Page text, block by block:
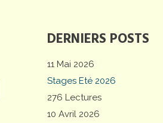
DERNIERS POSTS
11 Mai 2026
Stages Eté 2026
276 Lectures
10 Avril 2026